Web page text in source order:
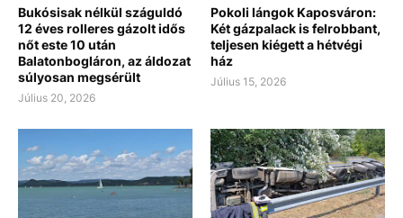
Bukósisak nélkül száguldó
12 éves rolleres gázolt idős
nőt este 10 után
Balatonbogláron, az áldozat
súlyosan megsérült
Július 20, 2026
Pokoli lángok Kaposváron:
Két gázpalack is felrobbant,
teljesen kiégett a hétvégi
ház
Július 15, 2026